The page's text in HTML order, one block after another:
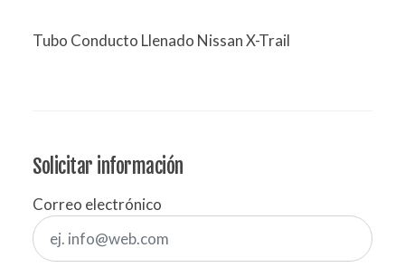
Tubo Conducto Llenado Nissan X-Trail
Solicitar información
Correo electrónico